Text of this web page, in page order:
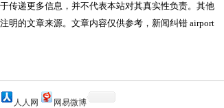
传递更多信息，并不代表本站对其真实性负责。其他
明的文章来源。文章内容仅供参考，新闻纠错 airport
人人网 网易微博